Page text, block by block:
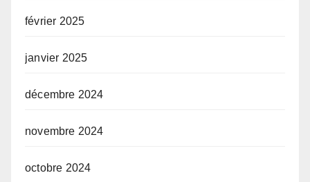
février 2025
janvier 2025
décembre 2024
novembre 2024
octobre 2024